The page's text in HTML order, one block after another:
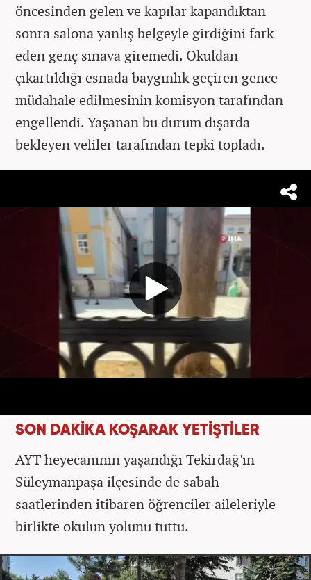
öncesinden gelen ve kapılar kapandıktan
sonra salona yanlış belgeyle girdiğini fark
eden genç sınava giremedi. Okuldan
çıkartıldığı esnada baygınlık geçiren gence
müdahale edilmesinin komisyon tarafından
engellendi. Yaşanan bu durum dışarda
bekleyen veliler tarafından tepki topladı.
SON DAKİKA KOŞARAK YETİŞTİLER
AYT heyecanının yaşandığı Tekirdağ'ın
Süleymanpaşa ilçesinde de sabah
saatlerinden itibaren öğrenciler aileleriyle
birlikte okulun yolunu tuttu.